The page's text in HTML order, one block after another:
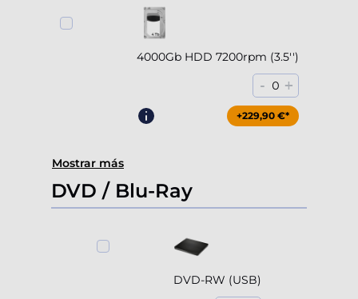
4000Gb HDD 7200rpm (3.5'')
- 0 +
+229,90 €*
Mostrar más
DVD / Blu-Ray
DVD-RW (USB)